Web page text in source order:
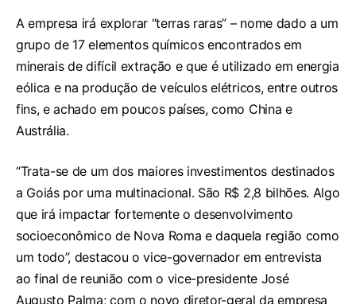
A empresa irá explorar “terras raras” – nome dado a um
grupo de 17 elementos químicos encontrados em
minerais de difícil extração e que é utilizado em energia
eólica e na produção de veículos elétricos, entre outros
fins, e achado em poucos países, como China e
Austrália.
“Trata-se de um dos maiores investimentos destinados
a Goiás por uma multinacional. São R$ 2,8 bilhões. Algo
que irá impactar fortemente o desenvolvimento
socioeconômico de Nova Roma e daquela região como
um todo”, destacou o vice-governador em entrevista
ao final de reunião com o vice-presidente José
Augusto Palma; com o novo diretor-geral da empresa